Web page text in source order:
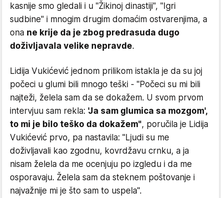
kasnije smo gledali i u "Žikinoj dinastiji", "Igri
sudbine" i mnogim drugim domaćim ostvarenjima, a
ona ne krije da je zbog predrasuda dugo
doživljavala velike nepravde.
Lidija Vukićević jednom prilikom istakla je da su joj
počeci u glumi bili mnogo teški - "Počeci su mi bili
najteži, želela sam da se dokažem. U svom prvom
intervjuu sam rekla: 'Ja sam glumica sa mozgom',
to mi je bilo teško da dokažem", poručila je Lidija
Vukićević prvo, pa nastavila: "Ljudi su me
doživljavali kao zgodnu, kovrdžavu crnku, a ja
nisam želela da me ocenjuju po izgledu i da me
osporavaju. Želela sam da steknem poštovanje i
najvažnije mi je što sam to uspela".